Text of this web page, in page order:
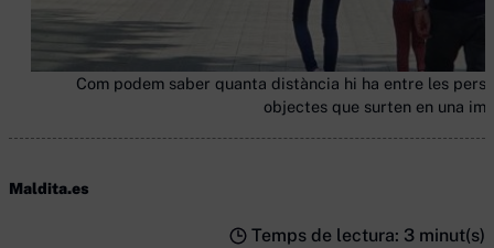
Com podem saber quanta distància hi ha entre les
objectes que surten en una
Maldita.es
Temps de lectura: 3 minut(s)